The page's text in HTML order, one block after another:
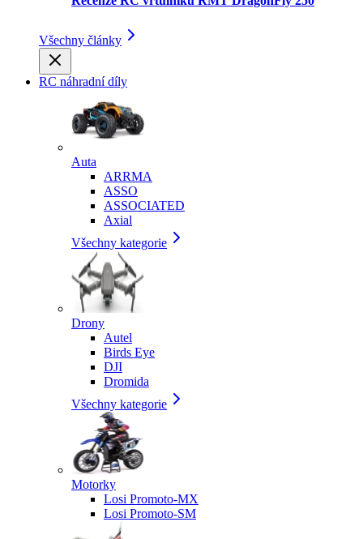
Všechny články
RC náhradní díly
Auta
ARRMA
ASSO
ASSOCIATED
Axial
Všechny kategorie
Drony
Autel
Birds Eye
DJI
Dromida
Všechny kategorie
Motorky
Losi Promoto-MX
Losi Promoto-SM